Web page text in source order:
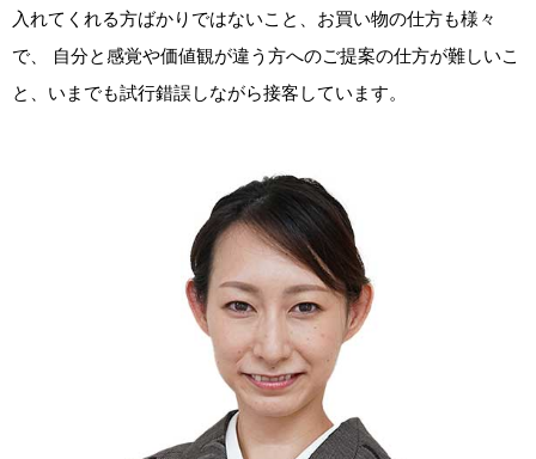
入れてくれる方ばかりではないこと、お買い物の仕方も様々
で、 自分と感覚や価値観が違う方へのご提案の仕方が難しいこ
と、いまでも試行錯誤しながら接客しています。